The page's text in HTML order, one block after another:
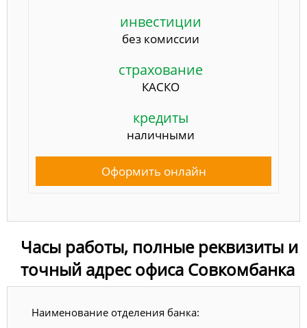
инвестиции
без комиссии
страхование
КАСКО
кредиты
наличными
Оформить онлайн
Часы работы, полные реквизиты и
точный адрес офиса Совкомбанка
Наименование отделения банка: